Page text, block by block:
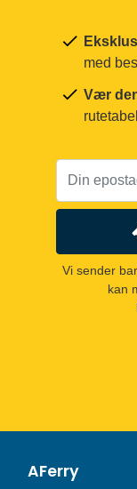
med
Vær
Vi sender
kan
AFerry